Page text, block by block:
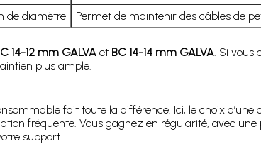
de diamètre Permet de maintenir des câbles de
14-12 mm GALVAet BC 14-14 mm GALVA. Si vous
plus ample.
fait toute la différence. Ici, le choix d’une
fréquente. Vous gagnez en régularité, avec
support.